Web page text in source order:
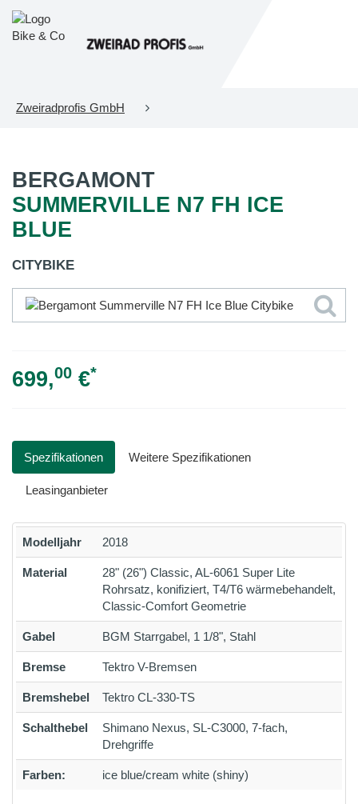
Zweiradprofis GmbH
BERGAMONT
SUMMERVILLE N7 FH ICE
BLUE
CITYBIKE
699,00 €*
Spezifikationen Weitere Spezifikationen
Leasinganbieter
Modelljahr 2018
Material
28" (26") Classic, AL-6061 Super Lite
Rohrsatz, konifiziert, T4/T6 wärmebehandelt,
Classic-Comfort Geometrie
Gabel BGM Starrgabel, 1 1/8", Stahl
Bremse Tektro V-Bremsen
Bremshebel Tektro CL-330-TS
Schalthebel
Shimano Nexus, SL-C3000, 7-fach,
Drehgriffe
Farben: ice blue/cream white (shiny)